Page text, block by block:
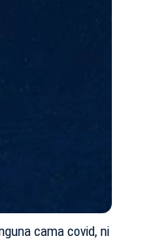
cama covid, ni